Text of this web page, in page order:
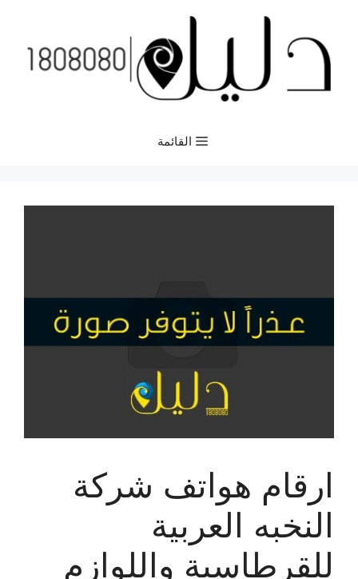
المحتوى
القائمة
ارقام هواتف شركة
النخبه العربية
للقرطاسية واللوازم